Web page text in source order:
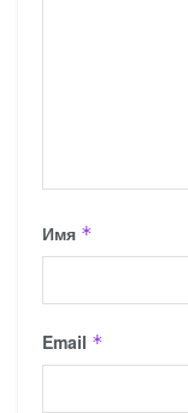
Имя *
Email *